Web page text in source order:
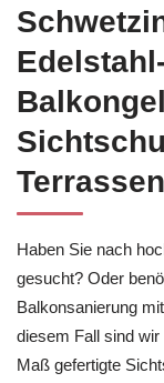
Haben Sie nach
gesucht? Oder
Balkonsanierung
diesem Fall sind
Maß gefertigte